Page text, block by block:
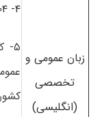
زبان عمومی و
تخصصی
(انگلیسی)
۴- ۵۰۴ واژه ضروری تافل، انتشارات جنگل
۵-